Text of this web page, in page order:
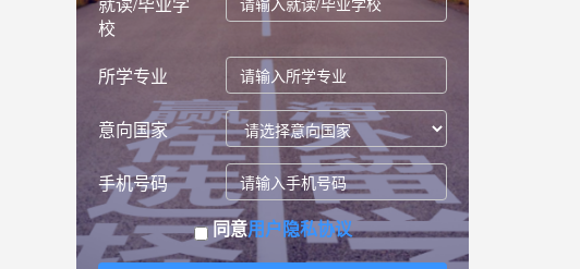
校
所学专业
意向国家
手机号码
同意用户隐私协议